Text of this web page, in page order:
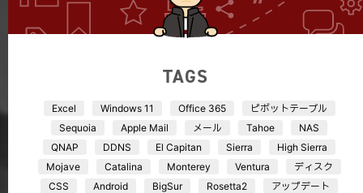
TAGS
Excel Windows 11 Office 365
ピボットテーブル
Sequoia
Apple Mail メール Tahoe
NAS
QNAP
DDNS El Capitan Sierra
High Sierra
Mojave
Catalina Monterey Ventura
ディスク
CSS
Android BigSur Rosetta2
アップデート